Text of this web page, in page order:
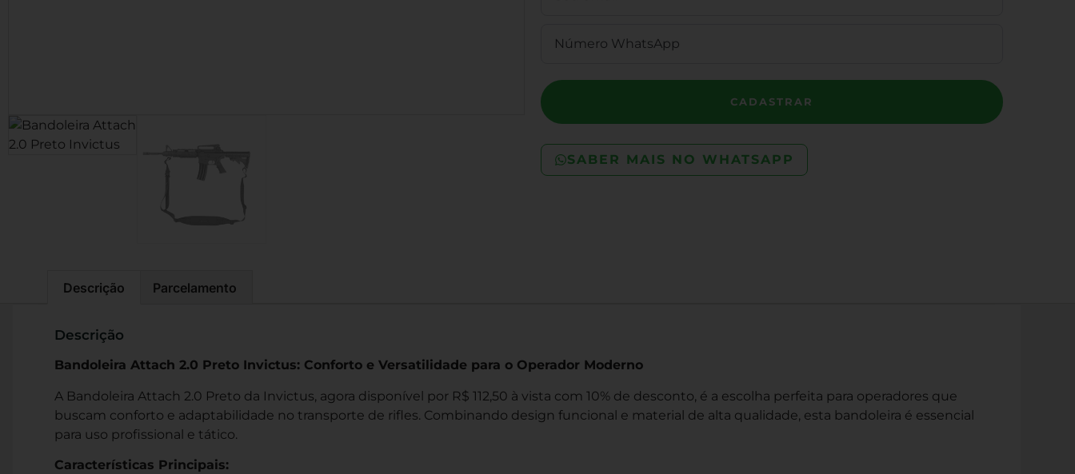
CADASTRAR
SABER MAIS NO WHATSAPP
Descrição Parcelamento
Descrição
Bandoleira Attach 2.0 Preto Invictus: Conforto e Versatilidade para o Operador Moderno
A Bandoleira Attach 2.0 Preto da Invictus, agora disponível por R$ 112,50 à vista com 10% de desconto, é a escolha perfeita para operadores que
buscam conforto e adaptabilidade no transporte de rifles. Combinando design funcional e material de alta qualidade, esta bandoleira é essencial
para uso profissional e tático.
Características Principais: